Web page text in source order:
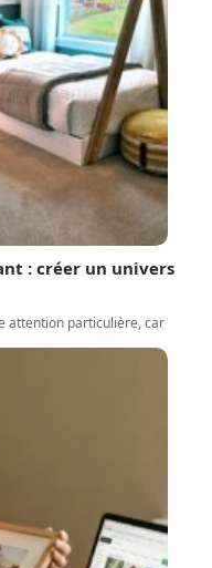
: créer un univers
attention particulière, car